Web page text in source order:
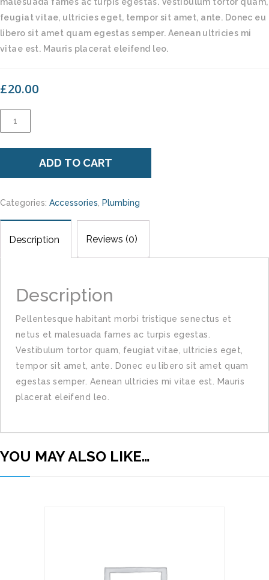
feugiat vitae, ultricies eget, tempor sit amet, ante. Donec eu
libero sit amet quam egestas semper. Aenean ultricies mi
vitae est. Mauris placerat eleifend leo.
£20.00
tool
quantity
ADD TO CART
Categories: Accessories Plumbing
Description Reviews (0)
Description
Pellentesque habitant morbi tristique senectus et
netus et malesuada fames ac turpis egestas.
Vestibulum tortor quam, feugiat vitae, ultricies eget,
tempor sit amet, ante. Donec eu libero sit amet quam
egestas semper. Aenean ultricies mi vitae est. Mauris
placerat eleifend leo.
YOU MAY ALSO LIKE…